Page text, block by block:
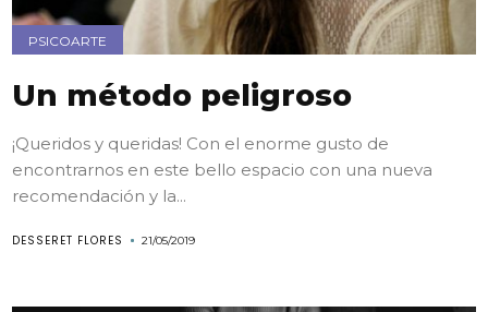
PSICOARTE
Un método peligroso
¡Queridos y queridas! Con el enorme gusto de
encontrarnos en este bello espacio con una nueva
recomendación y la...
DESSERET FLORES 21/05/2019